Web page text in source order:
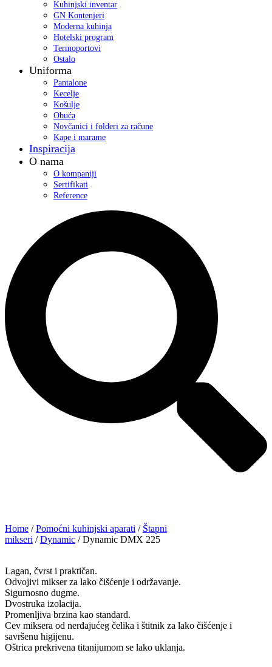
Kuhinjski inventar
GN Kontenjeri
Moderna kuhinja
Hotelski program
Termoportovi
Ostalo
Uniforma
Pantalone
Kecelje
Košulje
Obuća
Novčanici i folderi za račune
Kape i marame
Inspiracija
O nama
O kompaniji
Sertifikati
Reference
Home /Pomoćni kuhinjski aparati / Štapni
mikseri /Dynamic / Dynamic DMX 225
Lagan, čvrst i praktičan.
Odvojivi mikser za lako čišćenje i održavanje.
Sigurnosno dugme.
Dvostruka izolacija.
Promenljiva brzina kao standard.
Cev miksera od nerđajućeg čelika i štitnik za lako čišćenje i
savršenu higijenu.
Oštrica prekrivena titanijumom se lako uklanja.